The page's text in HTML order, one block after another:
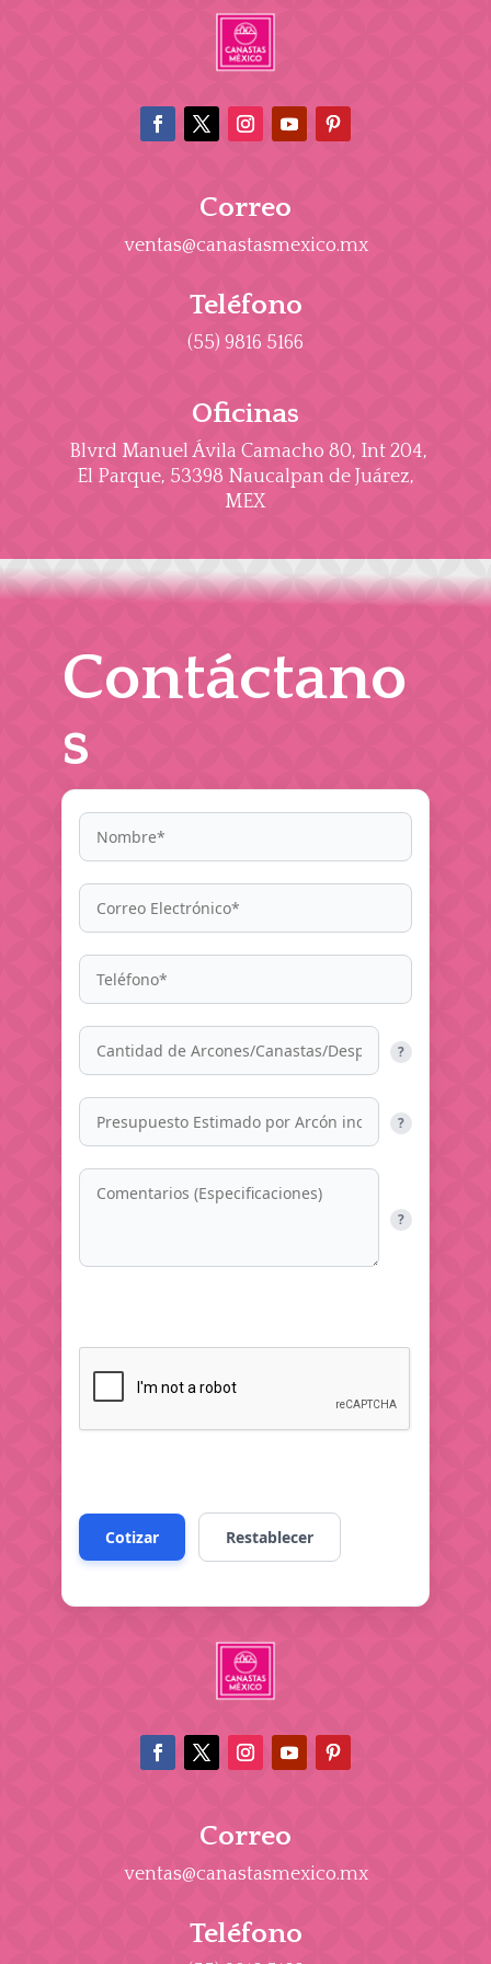
Correo
ventas@canastasmexico.mx
Teléfono
(55) 9816 5166
Oficinas
Blvrd Manuel Ávila Camacho 80, Int 204,
El Parque, 53398 Naucalpan de Juárez,
MEX
Contáctano
s
?
?
?
Correo
ventas@canastasmexico.mx
Teléfono